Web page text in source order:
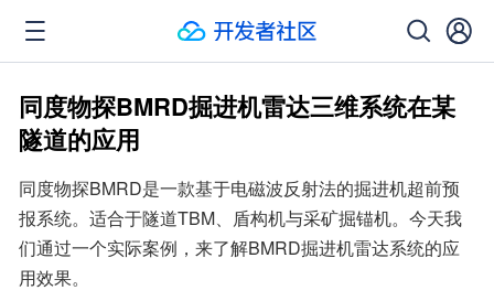
同度物探BMRD掘进机雷达三维系统在某
隧道的应用
同度物探BMRD是一款基于电磁波反射法的掘进机超前预
报系统。适合于隧道TBM、盾构机与采矿掘锚机。今天我
们通过一个实际案例，来了解BMRD掘进机雷达系统的应
用效果。